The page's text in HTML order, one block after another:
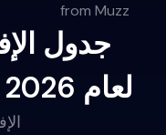
from Muzz
جدول
South Carolina لعام 2026